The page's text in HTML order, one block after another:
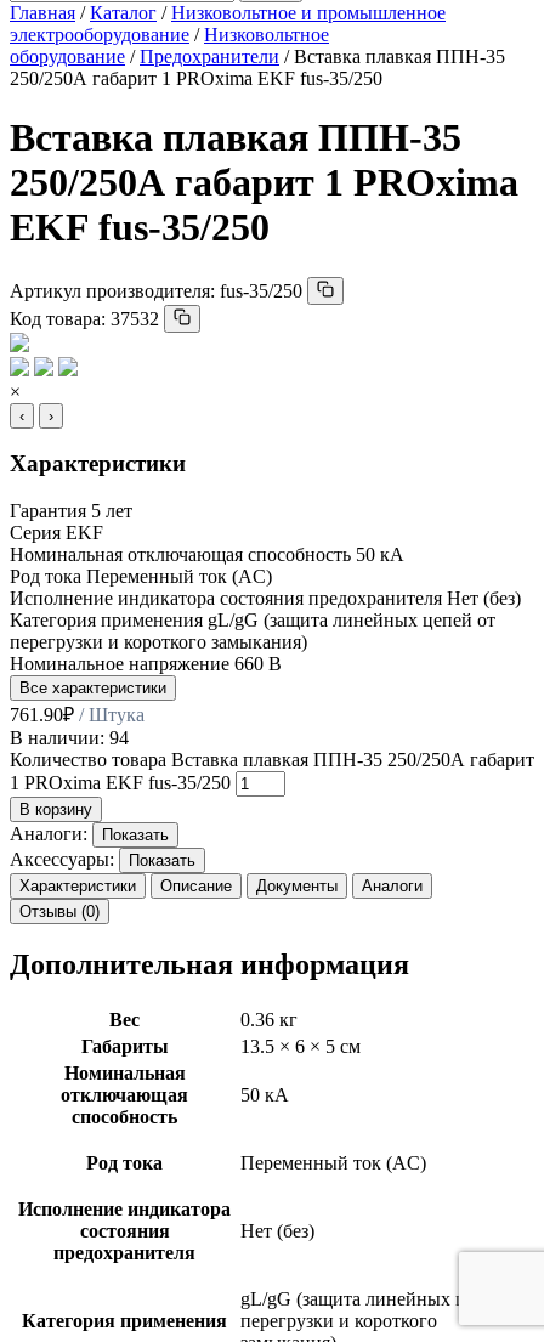
Главная /Каталог /Низковольтное и промышленное
электрооборудование /Низковольтное
оборудование /Предохранители / Вставка плавкая ППН-35
250/250А габарит 1 PROxima EKF fus-35/250
Вставка плавкая ППН-35
250/250А габарит 1 PROxima
EKF fus-35/250
Артикул производителя: fus-35/250
Код товара: 37532
×
‹ ›
Характеристики
Гарантия 5 лет
Серия EKF
Номинальная отключающая способность 50 кА
Род тока Переменный ток (AC)
Исполнение индикатора состояния предохранителя Нет (без)
Категория применения gL/gG (защита линейных цепей от
перегрузки и короткого замыкания)
Номинальное напряжение 660 В
Все характеристики
761.90₽ / Штука
В наличии: 94
Количество товара Вставка плавкая ППН-35 250/250А габарит
1 PROxima EKF fus-35/250
В корзину
Аналоги: Показать
Аксессуары:
Показать
Характеристики
Описание Документы
Аналоги
Отзывы (0)
Дополнительная информация
Вес
0.36 кг
Габариты
13.5 × 6 × 5 см
Номинальная
отключающая
способность
50 кА
Род тока Переменный ток (AC)
Исполнение индикатора
состояния
предохранителя
Нет (без)
Категория применения
gL/gG (защита линейных цепей от
перегрузки и короткого